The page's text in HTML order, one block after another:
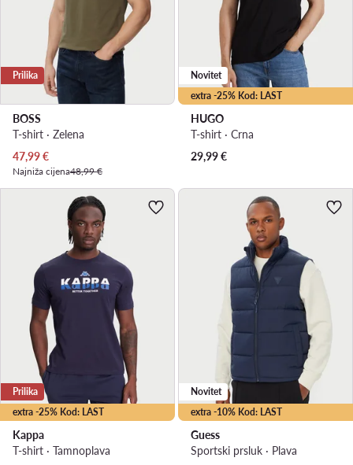
Prilika
BOSS
T-shirt · Zelena
Trenutna cijena
47,99€
Najniža cijena48,99 €
extra -25% Kod: LAST
Novitet
HUGO
T-shirt · Crna
29,99€
extra -25% Kod: LAST
Prilika
Kappa
T-shirt · Tamnoplava
extra -10% Kod: LAST
Novitet
Guess
Sportski prsluk · Plava